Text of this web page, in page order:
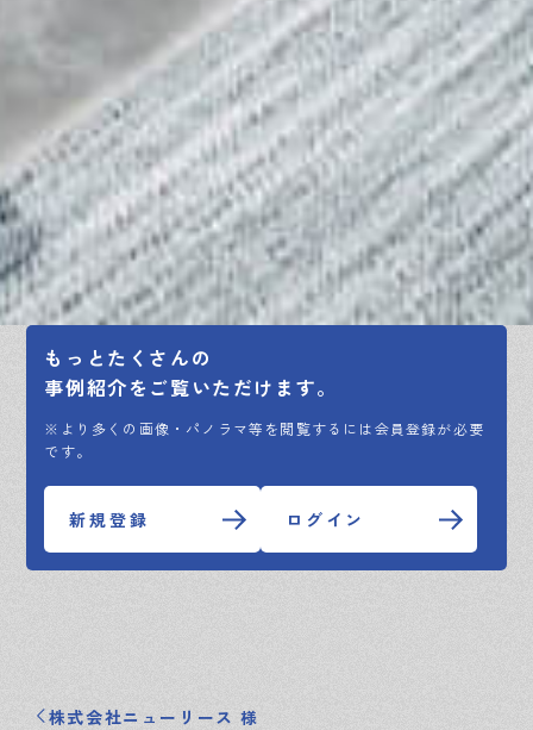
もっとたくさんの
事例紹介をご覧いただけます。
※より多くの画像・パノラマ等を閲覧するには会員登録が必要
です。
新規登録 ログイン
株式会社ニューリース 様